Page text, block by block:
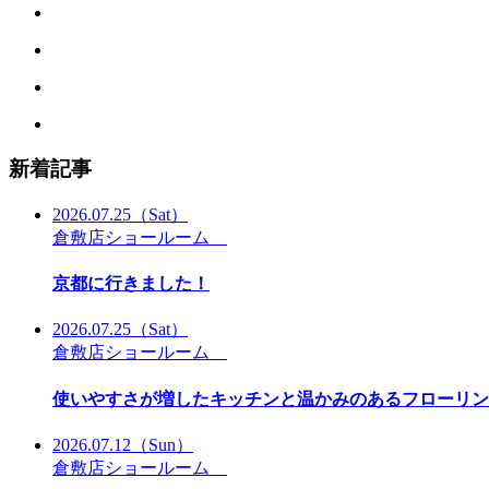
新着記事
2026.07.25 （Sat）
倉敷店ショールーム
京都に行きました！
2026.07.25 （Sat）
倉敷店ショールーム
使いやすさが増したキッチンと温かみのあるフローリ
2026.07.12 （Sun）
倉敷店ショールーム